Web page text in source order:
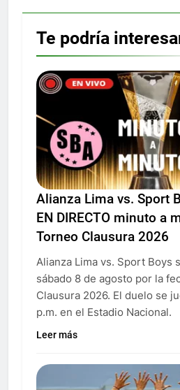
Te podría
Alianza Lima vs. Sport
EN DIRECTO minuto a
Torneo Clausura 2026
Alianza Lima vs. Sport Boys
sábado 8 de agosto por la
Clausura 2026. El duelo se
p.m. en el Estadio Nacional.
Leer más